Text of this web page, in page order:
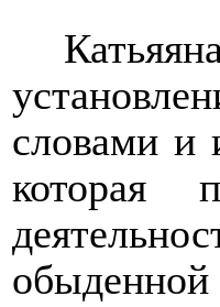
словами и
которая